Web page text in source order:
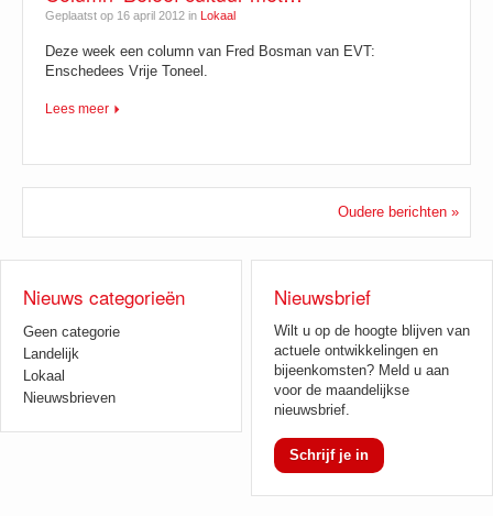
Geplaatst op 16 april 2012 in Lokaal
Deze week een column van Fred Bosman van EVT:
Enschedees Vrije Toneel.
Lees meer
Oudere berichten »
Nieuws categorieën
Geen categorie
Landelijk
Lokaal
Nieuwsbrieven
Nieuwsbrief
Wilt u op de hoogte blijven van
actuele ontwikkelingen en
bijeenkomsten? Meld u aan
voor de maandelijkse
nieuwsbrief.
Schrijf je in